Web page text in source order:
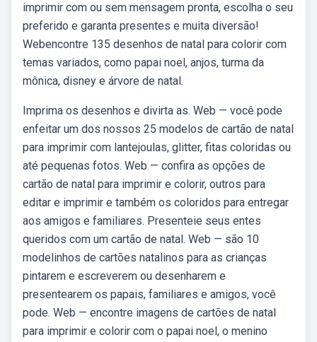
imprimir com ou sem mensagem pronta, escolha o seu
preferido e garanta presentes e muita diversão!
Webencontre 135 desenhos de natal para colorir com
temas variados, como papai noel, anjos, turma da
mônica, disney e árvore de natal.
Imprima os desenhos e divirta as. Web — você pode
enfeitar um dos nossos 25 modelos de cartão de natal
para imprimir com lantejoulas, glitter, fitas coloridas ou
até pequenas fotos. Web — confira as opções de
cartão de natal para imprimir e colorir, outros para
editar e imprimir e também os coloridos para entregar
aos amigos e familiares. Presenteie seus entes
queridos com um cartão de natal. Web — são 10
modelinhos de cartões natalinos para as crianças
pintarem e escreverem ou desenharem e
presentearem os papais, familiares e amigos, você
pode. Web — encontre imagens de cartões de natal
para imprimir e colorir com o papai noel, o menino